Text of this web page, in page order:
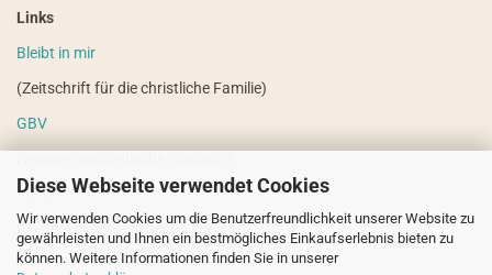
Diese Webseite verwendet Cookies
Wir verwenden Cookies um die Benutzerfreundlichkeit unserer Website zu
gewährleisten und Ihnen ein bestmögliches Einkaufserlebnis bieten zu
können. Weitere Informationen finden Sie in unserer
Links
Bleibt in mir
(Zeitschrift für die christliche Familie)
GBV
VdHS
(weitere evangelistische Literatur)